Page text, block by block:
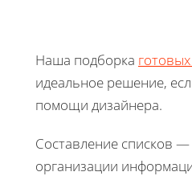
Наша подборка
идеальное решение,
помощи дизайнера.
Составление списков —
организации